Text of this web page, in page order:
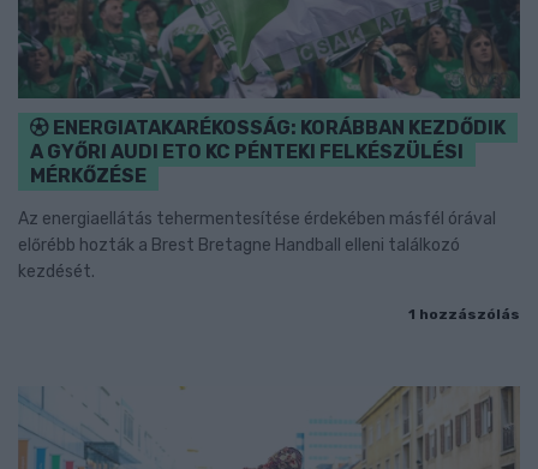
ENERGIATAKARÉKOSSÁG: KORÁBBAN KEZDŐDIK
A GYŐRI AUDI ETO KC PÉNTEKI FELKÉSZÜLÉSI
MÉRKŐZÉSE
Az energiaellátás tehermentesítése érdekében másfél órával
előrébb hozták a Brest Bretagne Handball elleni találkozó
kezdését.
1 hozzászólás